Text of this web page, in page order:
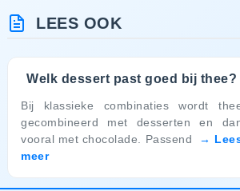
LEES OOK
Welk dessert past goed bij thee?
Bij klassieke combinaties wordt
gecombineerd met desserten en
vooral met chocolade. Passend
meer